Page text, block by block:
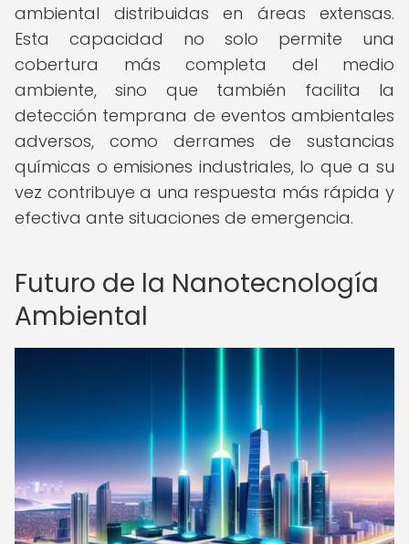
ambiental distribuidas en áreas extensas.
Esta capacidad no solo permite una
cobertura más completa del medio
ambiente, sino que también facilita la
detección temprana de eventos ambientales
adversos, como derrames de sustancias
químicas o emisiones industriales, lo que a su
vez contribuye a una respuesta más rápida y
efectiva ante situaciones de emergencia.
Futuro de la Nanotecnología
Ambiental